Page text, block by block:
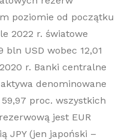
poziomie od początku
2022 r. światowe
bln USD wobec 12,01
r. Banki centralne
denominowane
proc. wszystkich
jest EUR
JPY (jen japoński –